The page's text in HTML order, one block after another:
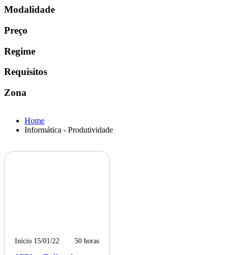
Modalidade
Preço
Regime
Requisitos
Zona
Home
Informática - Produtividade
Início 15/01/22 50 horas